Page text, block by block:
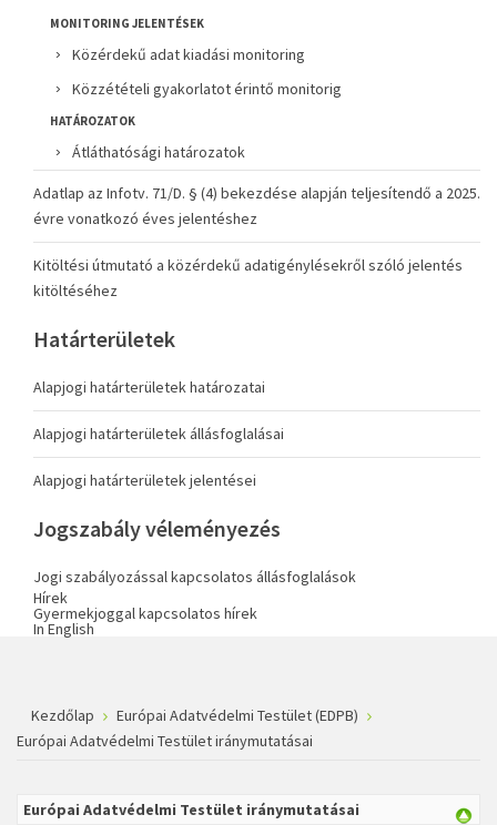
MONITORING JELENTÉSEK
Közérdekű adat kiadási monitoring
Közzétételi gyakorlatot érintő monitorig
HATÁROZATOK
Átláthatósági határozatok
Adatlap az Infotv. 71/D. § (4) bekezdése alapján teljesítendő a 2025.
évre vonatkozó éves jelentéshez
Kitöltési útmutató a közérdekű adatigénylésekről szóló jelentés
kitöltéséhez
Határterületek
Alapjogi határterületek határozatai
Alapjogi határterületek állásfoglalásai
Alapjogi határterületek jelentései
Jogszabály véleményezés
Jogi szabályozással kapcsolatos állásfoglalások
Hírek
Gyermekjoggal kapcsolatos hírek
In English
Kezdőlap
Európai Adatvédelmi Testület (EDPB)
Európai Adatvédelmi Testület iránymutatásai
Európai Adatvédelmi Testület iránymutatásai